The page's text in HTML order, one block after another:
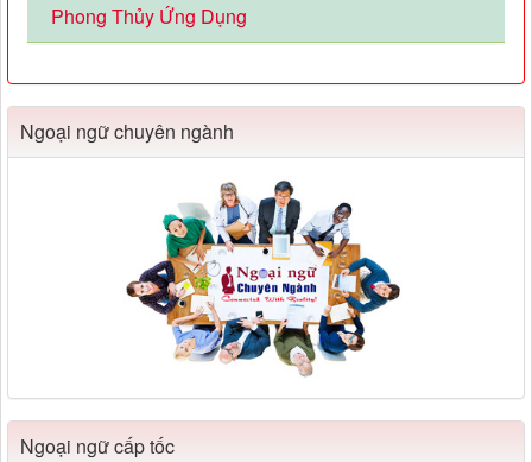
Phong Thủy Ứng Dụng
Ngoại ngữ chuyên ngành
Ngoại ngữ cấp tốc